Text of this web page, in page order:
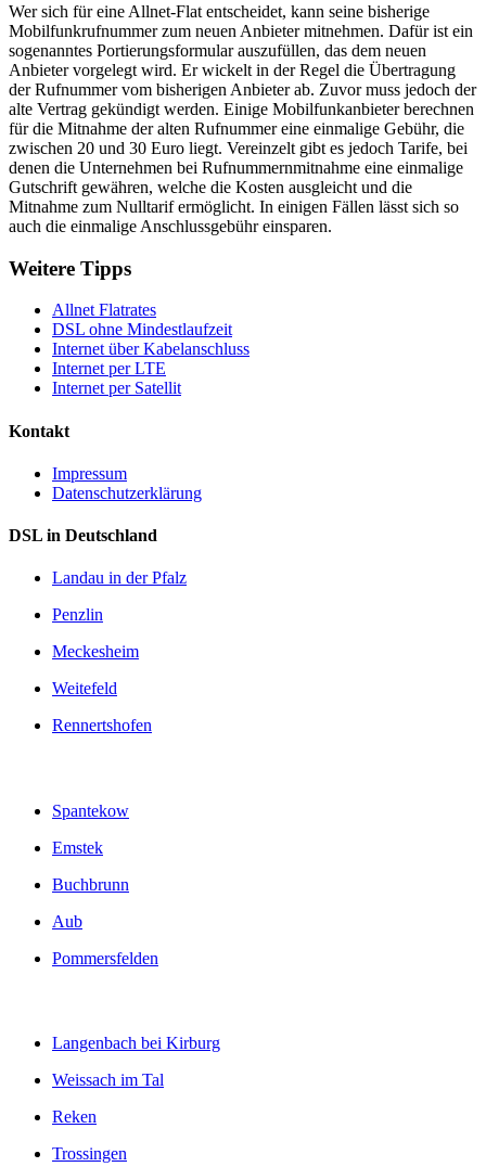
Wer sich für eine Allnet-Flat entscheidet, kann seine bisherige
Mobilfunkrufnummer zum neuen Anbieter mitnehmen. Dafür ist ein
sogenanntes Portierungsformular auszufüllen, das dem neuen
Anbieter vorgelegt wird. Er wickelt in der Regel die Übertragung
der Rufnummer vom bisherigen Anbieter ab. Zuvor muss jedoch der
alte Vertrag gekündigt werden. Einige Mobilfunkanbieter berechnen
für die Mitnahme der alten Rufnummer eine einmalige Gebühr, die
zwischen 20 und 30 Euro liegt. Vereinzelt gibt es jedoch Tarife, bei
denen die Unternehmen bei Rufnummernmitnahme eine einmalige
Gutschrift gewähren, welche die Kosten ausgleicht und die
Mitnahme zum Nulltarif ermöglicht. In einigen Fällen lässt sich so
auch die einmalige Anschlussgebühr einsparen.
Weitere Tipps
Allnet Flatrates
DSL ohne Mindestlaufzeit
Internet über Kabelanschluss
Internet per LTE
Internet per Satellit
Kontakt
Impressum
Datenschutzerklärung
DSL in Deutschland
Landau in der Pfalz
Penzlin
Meckesheim
Weitefeld
Rennertshofen
Spantekow
Emstek
Buchbrunn
Aub
Pommersfelden
Langenbach bei Kirburg
Weissach im Tal
Reken
Trossingen